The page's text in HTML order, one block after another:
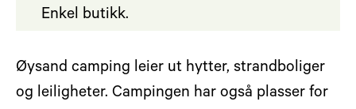
Enkel butikk.
Øysand camping leier ut hytter, strandboliger
og leiligheter. Campingen har også plasser for